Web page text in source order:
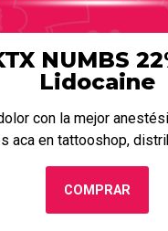
NUMBS
Lidocaine
con la mejor
aca en tattooshop,
COMPRAR